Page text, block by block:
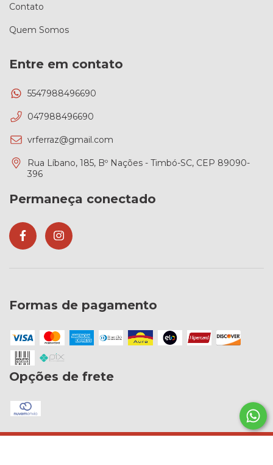
Contato
Quem Somos
Entre em contato
5547988496690
047988496690
vrferraz@gmail.com
Rua Líbano, 185, Bº Nações - Timbó-SC, CEP 89090-
396
Permaneça conectado
Formas de pagamento
Opções de frete